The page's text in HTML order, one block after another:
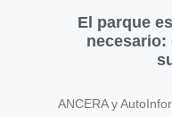
El parque
necesario:
ANCERA y